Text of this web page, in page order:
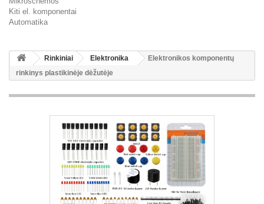
Kiti el. komponentai
Automatika
Rinkiniai Elektronika
Elektronikos komponentų
rinkinys plastikinėje dėžutėje